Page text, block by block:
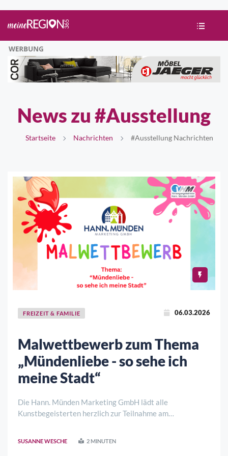
News zu #Ausstellung
Startseite Nachrichten #Ausstellung Nachrichten
FREIZEIT & FAMILIE 06.03.2026
Malwettbewerb zum Thema
„Mündenliebe - so sehe ich
meine Stadt“
Die Hann. Münden Marketing GmbH lädt alle
Kunstbegeisterten herzlich zur Teilnahme am
Vielfalt, Schönheit und persönlichen Perspektiven auf die
SUSANNE WESCHE 2 MINUTEN